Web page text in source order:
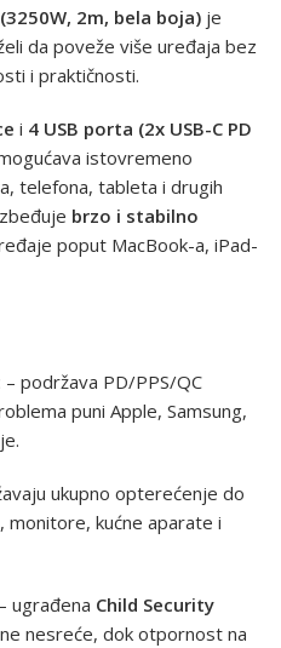
2m, bela boja) je
da poveže više uređaja bez
i praktičnosti.
i 4 USB porta (2x USB-C PD
istovremeno
telefona, tableta i drugih
brzo i stabilno
poput MacBook-a, iPad-
– podržava PD/PPS/QC
puni Apple, Samsung,
ukupno opterećenje do
monitore, kućne aparate i
– ugrađena Child Security
nesreće, dok otpornost na